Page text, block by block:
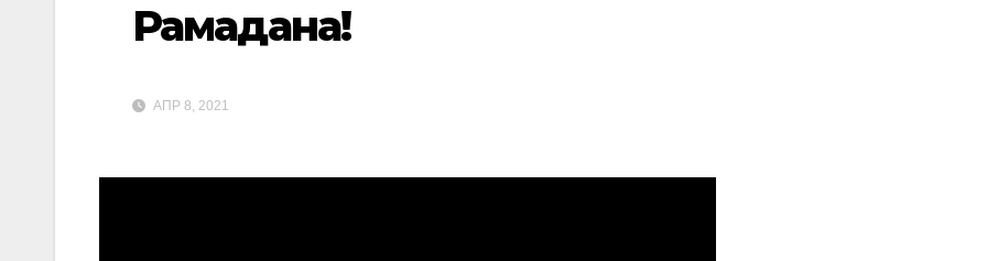
Рамадана!
АПР 8, 2021